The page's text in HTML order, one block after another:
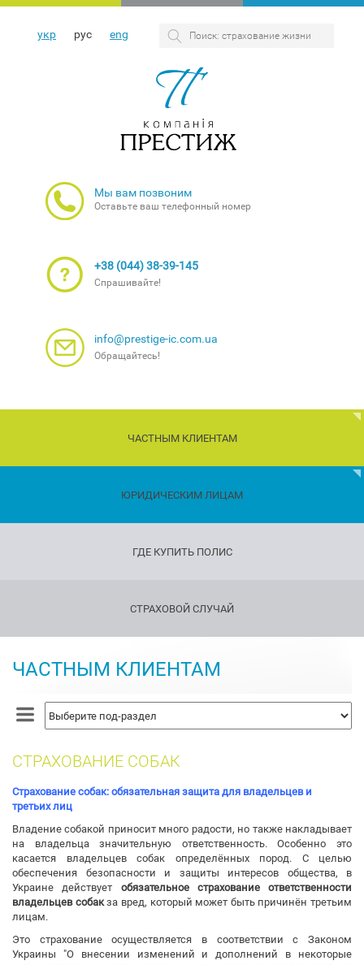
укр рус eng
Мы вам позвоним
Оставьте ваш телефонный номер
+38 (044) 38-39-145
Спрашивайте!
info@prestige-ic.com.ua
Обращайтесь!
ЧАСТНЫМ КЛИЕНТАМ
и
здоровья
Страхование
собак
ЮРИДИЧЕСКИМ ЛИЦАМ
ГДЕ КУПИТЬ ПОЛИС
СТРАХОВОЙ СЛУЧАЙ
ЧАСТНЫМ КЛИЕНТАМ
СТРАХОВАНИЕ СОБАК
Страхование собак: обязательная защита для владельцев и
третьих лиц
Владение собакой приносит много радости, но также накладывает
на владельца значительную ответственность. Особенно это
касается владельцев собак определённых пород. С целью
обеспечения безопасности и защиты интересов общества, в
Украине действует обязательное страхование ответственности
владельцев собакза вред, который может быть причинён третьим
лицам.
Это страхование осуществляется в соответствии с Законом
Украины "О внесении изменений и дополнений в некоторые